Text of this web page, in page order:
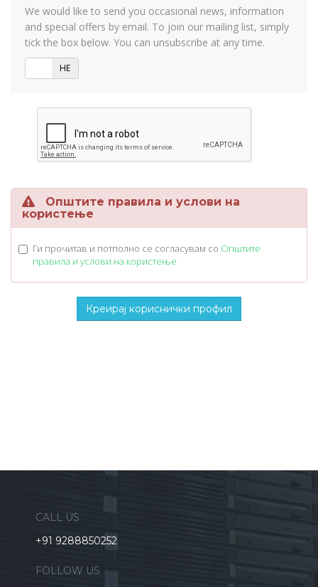
We would like to send you occasional news, information
and special offers by email. To join our mailing list, simply
tick the box below. You can unsubscribe at any time.
НЕ
Општите правила и услови на
користење
Ги прочитав и потполно се согласувам со Општите
правила и услови на користење
CALL US
+91 9288850252
FOLLOW US